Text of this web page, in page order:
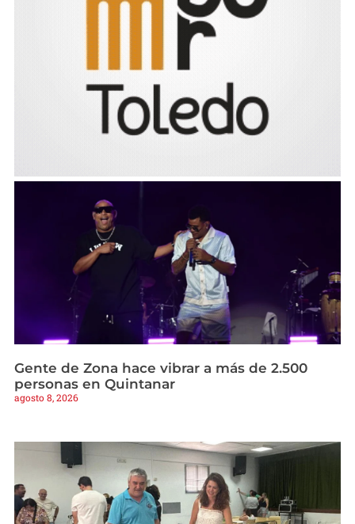
Gente de Zona hace vibrar a más de 2.500
personas en Quintanar
agosto 8, 2026